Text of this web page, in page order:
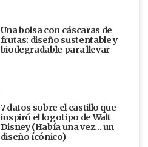
Una bolsa con cáscaras de
frutas: diseño sustentable y
biodegradable para llevar
7 datos sobre el castillo que
inspiró el logotipo de Walt
Disney (Había una vez... un
diseño ícónico)